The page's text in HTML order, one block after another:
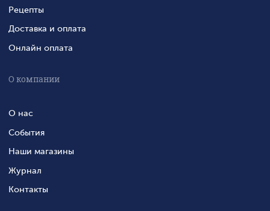
Рецепты
Доставка и оплата
Онлайн оплата
О компании
О нас
События
Наши магазины
Журнал
Контакты